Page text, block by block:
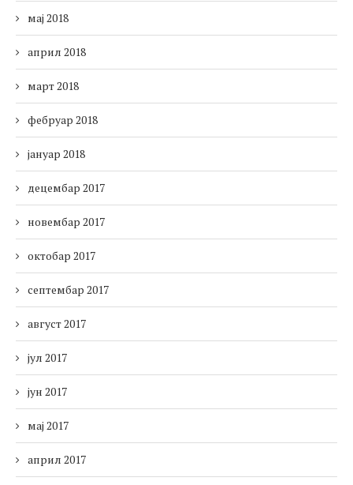
мај 2018
април 2018
март 2018
фебруар 2018
јануар 2018
децембар 2017
новембар 2017
октобар 2017
септембар 2017
август 2017
јул 2017
јун 2017
мај 2017
април 2017